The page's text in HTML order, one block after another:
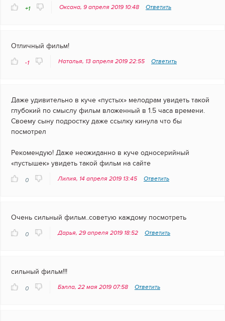
+1 Оксана, 9 апреля 2019 10:48 Ответить
Отличный фильм!
-1 Наталья, 13 апреля 2019 22:55 Ответить
Даже удивительно в куче «пустых» мелодрам увидеть такой
глубокий по смыслу фильм вложенный в 1.5 часа времени.
Своему сыну подростку даже ссылку кинула что бы
посмотрел
Рекомендую! Даже неожиданно в куче односерийный
«пустышек» увидеть такой фильм на сайте
0 Лилия, 14 апреля 2019 13:45 Ответить
Очень сильный фильм..советую каждому посмотреть
0 Дарья, 29 апреля 2019 18:52 Ответить
сильный фильм!!!
0 Бэлла, 22 мая 2019 07:58 Ответить